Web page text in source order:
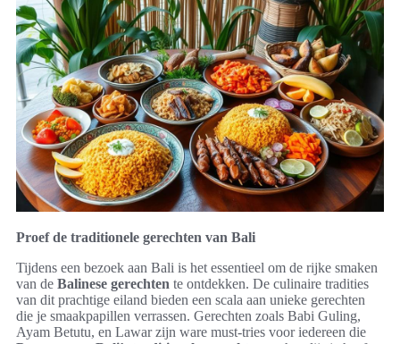
Proef de traditionele gerechten van Bali
Tijdens een bezoek aan Bali is het essentieel om de rijke smaken
van de Balinese gerechten te ontdekken. De culinaire tradities
van dit prachtige eiland bieden een scala aan unieke gerechten
die je smaakpapillen verrassen. Gerechten zoals Babi Guling,
Ayam Betutu, en Lawar zijn ware must-tries voor iedereen die